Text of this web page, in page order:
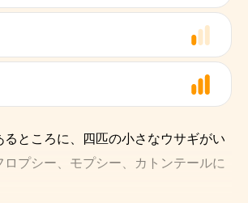
ところに、四匹の小さなウサギがい
ロプシー、モプシー、カトンテールに